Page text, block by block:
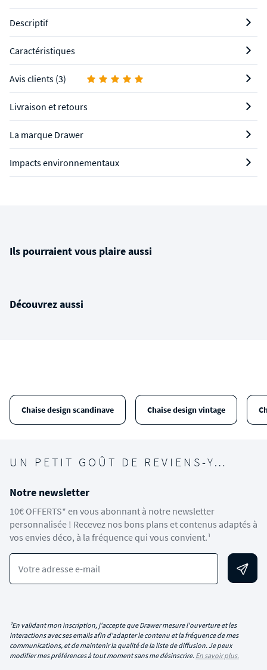
Descriptif
Caractéristiques
Avis clients (3)
Livraison et retours
La marque Drawer
Impacts environnementaux
Ils pourraient vous plaire aussi
Découvrez aussi
Chaise design scandinave Chaise design vintage
UN PETIT GOÛT DE REVIENS-Y…
Notre newsletter
10€ OFFERTS* en vous abonnant à notre newsletter
personnalisée ! Recevez nos bons plans et contenus adaptés à
vos envies déco, à la fréquence qui vous convient.¹
Votre adresse e-mail
¹En validant mon inscription, j'accepte que Drawer mesure l'ouverture et les
interactions avec ses emails afin d'adapter le contenu et la fréquence de mes
communications, et de maintenir la qualité de la liste de diffusion. Je peux
modifier mes préférences à tout moment sans me désinscrire. En savoir plus.